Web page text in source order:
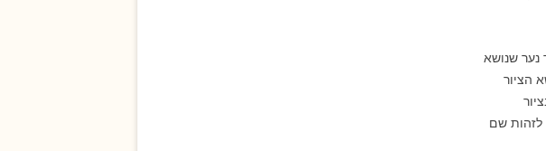
של צ'רוטי משנות ה-30 של המאה ה-18, מתואר נער שנושא
הציור
שם